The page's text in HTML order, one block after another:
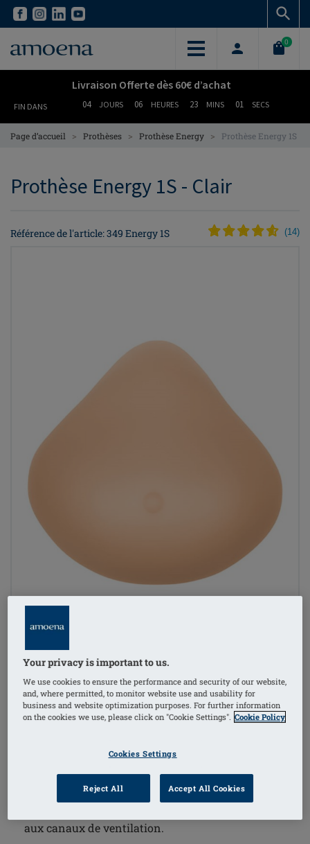
Skip
content
Skip
content
0
Livraison Offerte dès 60€ d’achat
FIN DANS 04 JOURS 06 HEURES 23 MINS 01 SECS
Page d’accueil > Prothèses > Prothèse Energy > Prothèse Energy 1S
Prothèse Energy 1S - Clair
Référence de l'article: 349 Energy 1S (14)
Référence de l'article: 349 Energy 1S
Galbe peu profond
soit du côté droit
30% de Comfort+ en plus que pour les autres
prothèses Amoena avec Comfort+
aux canaux de ventilation.
Your privacy is important to us.
We use cookies to ensure the performance and security of our website,
and, where permitted, to monitor website use and usability for
business and website optimization purposes. For further information
on the cookies we use, please click on "Cookie Settings". Cookie Policy
Cookies Settings
Reject All Accept All Cookies